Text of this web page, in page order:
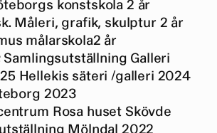
konstskola 2 år
Måleri, grafik, skulptur 2 år
målarskola2 år
Galleri
Hellekis säteri /galleri 2024
2023
Rosa huset Skövde